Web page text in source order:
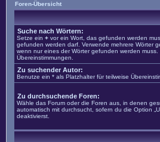
Foren-Übersicht
Suche nach Wörtern:
Setze ein + vor ein Wort, das gefunden werden
gefunden werden darf. Verwende mehrere Wörter
wenn nur eines der Wörter gefunden werden
Übereinstimmungen.
Zu suchender Autor:
Benutze ein * als Platzhalter für teilweise
Zu durchsuchende Foren:
Wähle das Forum oder die Foren aus, in denen
automatisch mit durchsucht, sofern du die Option
deaktivierst.